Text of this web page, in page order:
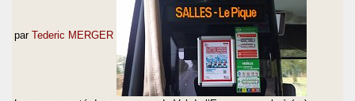
par Tederic MERGER